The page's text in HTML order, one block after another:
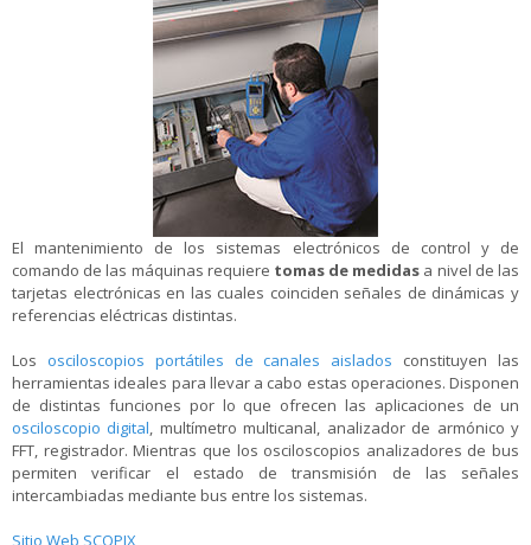
El mantenimiento de los sistemas electrónicos de control y de
comando de las máquinas requiere tomas de medidas a nivel de las
tarjetas electrónicas en las cuales coinciden señales de dinámicas y
referencias eléctricas distintas.
Los osciloscopios portátiles de canales aislados constituyen las
herramientas ideales para llevar a cabo estas operaciones. Disponen
de distintas funciones por lo que ofrecen las aplicaciones de un
osciloscopio digital, multímetro multicanal, analizador de armónico y
FFT, registrador. Mientras que los osciloscopios analizadores de bus
permiten verificar el estado de transmisión de las señales
intercambiadas mediante bus entre los sistemas.
Sitio Web SCOPIX